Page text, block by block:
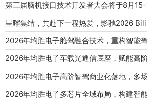
第三届脑机接口技术开发者大会将于8月15-
2026年均胜电子舱驾融合技术，重构智能
2026年均胜电子车载光通信底座，赋能高
2026年均胜电子高阶智驾商业化落地，多
2026年均胜电子多芯片全域布局，构建智